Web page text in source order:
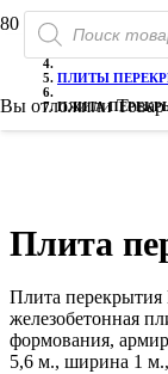
Поиск
товаров
Вы отложилиТовар
ГАЗОБЕТОН
ПЛИТЫ
ПЛИТА
Плита
Плита перекрытия
железобетонная
формования,
5,6 м., ширина 1